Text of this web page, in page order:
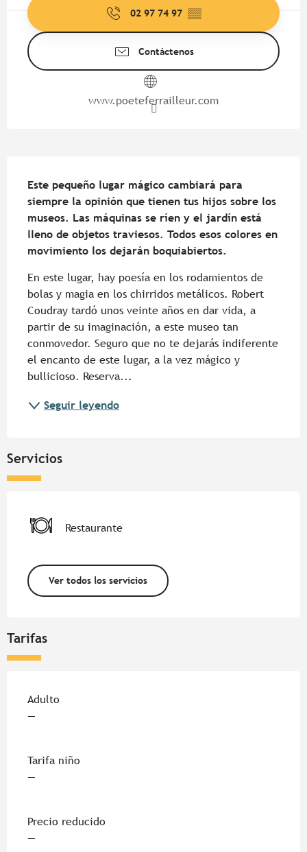
02 97 74 97 ▒▒
Contáctenos
www.poeteferrailleur.com
Este pequeño lugar mágico cambiará para
siempre la opinión que tienen tus hijos sobre los
museos. Las máquinas se ríen y el jardín está
lleno de objetos traviesos. Todos esos colores en
movimiento los dejarán boquiabiertos.
En este lugar, hay poesía en los rodamientos de
bolas y magia en los chirridos metálicos. Robert
Coudray tardó unos veinte años en dar vida, a
partir de su imaginación, a este museo tan
conmovedor. Seguro que no te dejarás indiferente
el encanto de este lugar, a la vez mágico y
bullicioso. Reserva...
Seguir leyendo
Servicios
Restaurante
Ver todos los servicios
Tarifas
Tarifas 2026
Adulto
—
Tarifa niño
—
Precio reducido
—